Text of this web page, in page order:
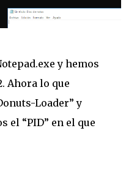
y hemos
Ahora lo que
Loader” y
el “PID” en el que